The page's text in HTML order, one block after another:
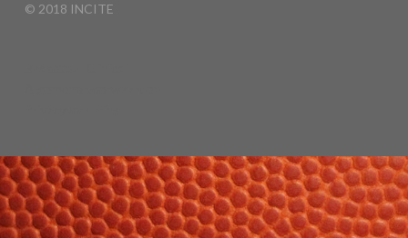
© 2018 INCITE